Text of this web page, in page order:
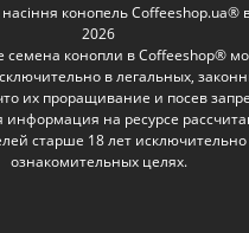
конопель Coffeeshop.ua® в
2026
конопли в Coffeeshop®
в легальных,
их проращивание и посев
информация на ресурсе
старше 18 лет
ознакомительных целях.